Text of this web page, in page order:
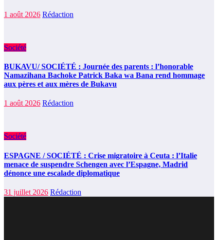
1 août 2026 Rédaction
Société
BUKAVU/ SOCIÉTÉ : Journée des parents : l’honorable
Namazihana Bachoke Patrick Baka wa Bana rend hommage
aux pères et aux mères de Bukavu
1 août 2026 Rédaction
Société
ESPAGNE / SOCIÉTÉ : Crise migratoire à Ceuta : l’Italie
menace de suspendre Schengen avec l’Espagne, Madrid
dénonce une escalade diplomatique
31 juillet 2026 Rédaction